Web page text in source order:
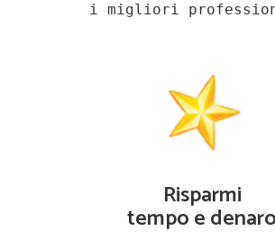
i migliori
Risparmi
tempo e denaro